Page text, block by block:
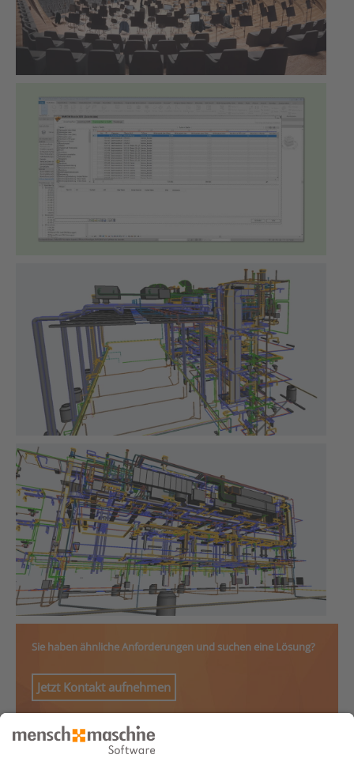
Sie haben ähnliche Anforderungen und suchen eine Lösung?
Jetzt Kontakt aufnehmen